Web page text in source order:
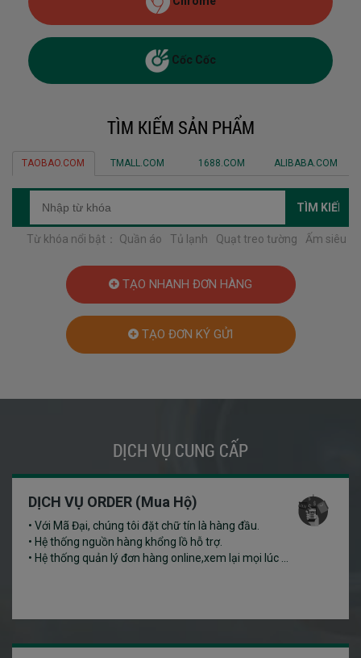
Cốc Cốc
TÌM KIẾM SẢN PHẨM
TAOBAO.COM TMALL.COM 1688.COM ALIBABA.COM
Từ khóa nổi bật： Quần áo Tủ lạnh Quạt treo tường
Ấm siêu
TẠO NHANH ĐƠN HÀNG
TẠO ĐƠN KÝ GỬI
DỊCH VỤ CUNG CẤP
DỊCH VỤ ORDER (Mua Hộ)
• Với Mã Đại, chúng tôi đặt chữ tín là hàng đầu.
• Hệ thống nguồn hàng khổng lồ hỗ trợ.
• Hệ thống quản lý đơn hàng online,xem lại mọi lúc ...